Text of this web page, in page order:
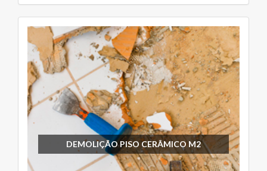
DEMOLIÇÃO PISO CERÂMICO M2